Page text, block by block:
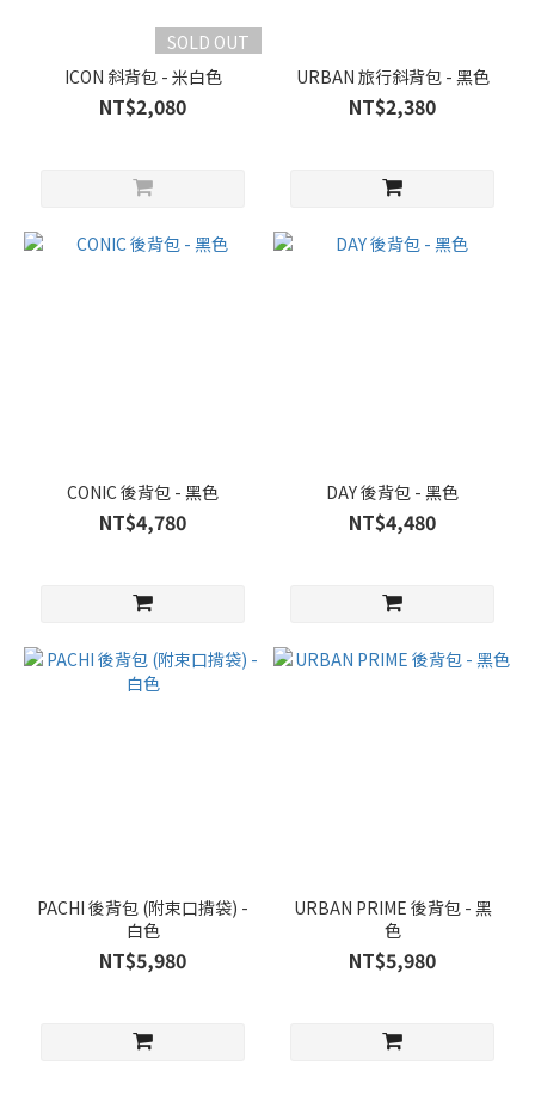
SOLD OUT
ICON 斜背包 - 米白色
NT$2,080
URBAN 旅行斜背包 - 黑色
NT$2,380
CONIC 後背包 - 黑色
NT$4,780
DAY 後背包 - 黑色
NT$4,480
PACHI 後背包 (附束口揹袋) -
白色
NT$5,980
URBAN PRIME 後背包 - 黑
色
NT$5,980